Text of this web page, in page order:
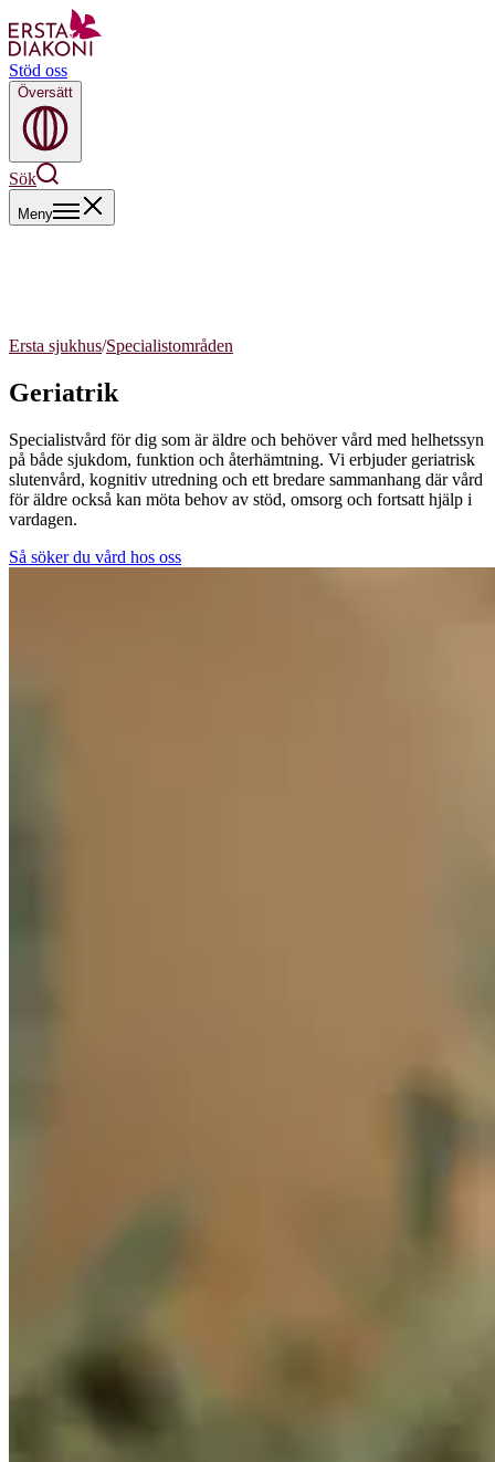
Stöd oss
Översätt
Sök
Meny
Ersta sjukhus/Specialistområden
Geriatrik
Specialistvård för dig som är äldre och behöver vård med helhetssyn
på både sjukdom, funktion och återhämtning. Vi erbjuder geriatrisk
slutenvård, kognitiv utredning och ett bredare sammanhang där vård
för äldre också kan möta behov av stöd, omsorg och fortsatt hjälp i
vardagen.
Så söker du vård hos oss